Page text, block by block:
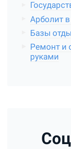
Арболит
Базы
Ремонт и
руками